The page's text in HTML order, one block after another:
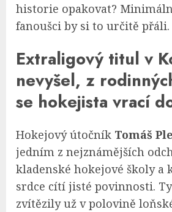
historie opakovat?
fanoušci by si to určitě přáli.
Extraligový titul v
nevyšel, z
se hokejista vrací
Hokejový útočník Tomáš
jedním z nejznámějších
kladenské hokejové školy a
srdce cítí jisté povinnosti.
zvítězily už v polovině